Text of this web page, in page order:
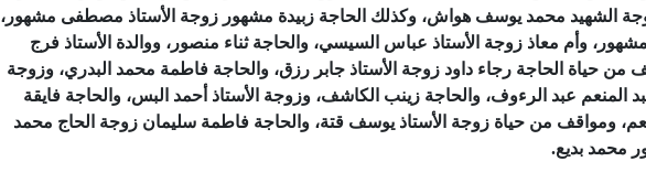
الشهيد محمد يوسف هواش، وكذلك الحاجة زبيدة مشهور زوجة الأستاذ مصطفى مشهور،
وأم معاذ زوجة الأستاذ عباس السيسي، والحاجة ثناء منصور، ووالدة الأستاذ فرج
من حياة الحاجة رجاء داود زوجة الأستاذ جابر رزق، والحاجة فاطمة محمد البدري، وزوجة
المنعم عبد الرءوف، والحاجة زينب الكاشف، وزوجة الأستاذ أحمد البس، والحاجة فايقة
ومواقف من حياة زوجة الأستاذ يوسف قتة، والحاجة فاطمة سليمان زوجة الحاج محمد
محمد بديع.